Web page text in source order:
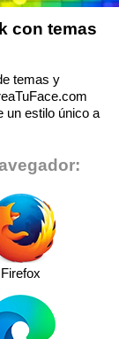
con temas
temas y
un estilo único a
Firefox